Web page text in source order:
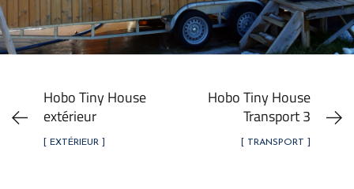
Hobo Tiny House
extérieur
[ EXTÉRIEUR ]
Hobo Tiny House
Transport 3
[ TRANSPORT ]